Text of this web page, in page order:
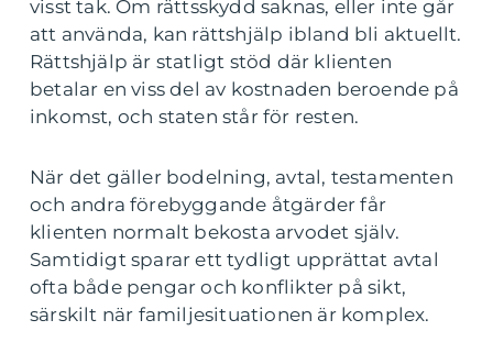
visst tak. Om rättsskydd saknas, eller inte går
att använda, kan rättshjälp ibland bli aktuellt.
Rättshjälp är statligt stöd där klienten
betalar en viss del av kostnaden beroende på
inkomst, och staten står för resten.
När det gäller bodelning, avtal, testamenten
och andra förebyggande åtgärder får
klienten normalt bekosta arvodet själv.
Samtidigt sparar ett tydligt upprättat avtal
ofta både pengar och konflikter på sikt,
särskilt när familjesituationen är komplex.